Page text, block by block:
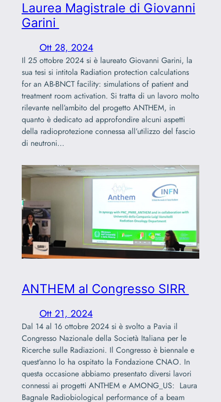
Laurea Magistrale di Giovanni
Garini
Ott 28, 2024
Il 25 ottobre 2024 si è laureato Giovanni Garini, la
sua tesi si intitola Radiation protection calculations
for an AB-BNCT facility: simulations of patient and
treatment room activation. Si tratta di un lavoro molto
rilevante nell’ambito del progetto ANTHEM, in
quanto è dedicato ad approfondire alcuni aspetti
della radioprotezione connessa all’utilizzo del fascio
di neutroni…
ANTHEM al Congresso SIRR
Ott 21, 2024
Dal 14 al 16 ottobre 2024 si è svolto a Pavia il
Congresso Nazionale della Società Italiana per le
Ricerche sulle Radiazioni. Il Congresso è biennale e
quest’anno lo ha ospitato la Fondazione CNAO. In
questa occasione abbiamo presentato diversi lavori
connessi ai progetti ANTHEM e AMONG_US: Laura
Bagnale Radiobiological performance of a beam